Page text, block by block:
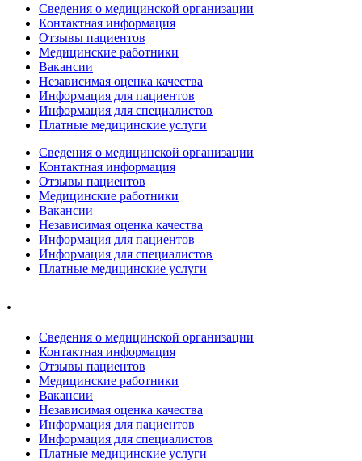
Сведения о медицинской организации
Контактная информация
Отзывы пациентов
Медицинские работники
Вакансии
Независимая оценка качества
Информация для пациентов
Информация для специалистов
Платные медицинские услуги
Сведения о медицинской организации
Контактная информация
Отзывы пациентов
Медицинские работники
Вакансии
Независимая оценка качества
Информация для пациентов
Информация для специалистов
Платные медицинские услуги
.
Сведения о медицинской организации
Контактная информация
Отзывы пациентов
Медицинские работники
Вакансии
Независимая оценка качества
Информация для пациентов
Информация для специалистов
Платные медицинские услуги